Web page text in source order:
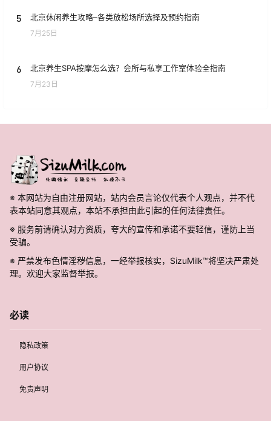
5 北京休闲养生攻略–各类放松场所选择及预约指南
7月25日
6 北京养生SPA按摩怎么选？会所与私享工作室体验全指南
7月23日
※ 本网站为自由注册网站，站内会员言论仅代表个人观点，并不代
表本站同意其观点，本站不承担由此引起的任何法律责任。
※ 服务前请确认对方资质，夸大的宣传和承诺不要轻信，谨防上当
受骗。
※ 严禁发布色情淫秽信息，一经举报核实，SizuMilk™将坚决严肃处
理。欢迎大家监督举报。
必读
隐私政策
用户协议
免责声明